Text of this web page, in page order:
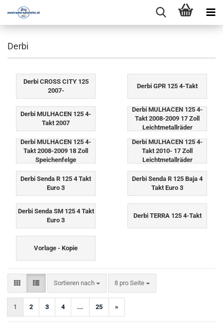
Derbi
Derbi CROSS CITY 125
2007-
Derbi GPR 125 4-Takt
Derbi MULHACEN 125 4-
Takt 2007
Derbi MULHACEN 125 4-
Takt 2008-2009 17 Zoll
Leichtmetallräder
Derbi MULHACEN 125 4-
Takt 2008-2009 18 Zoll
Speichenfelge
Derbi MULHACEN 125 4-
Takt 2010- 17 Zoll
Leichtmetallräder
Derbi Senda R 125 4 Takt
Euro 3
Derbi Senda R 125 Baja 4
Takt Euro 3
Derbi Senda SM 125 4 Takt
Euro 3
Derbi TERRA 125 4-Takt
Vorlage - Kopie
Sortieren nach
Sortieren nach 8 pro Seite
pro Seite
1 2 3 4 ... 25 »